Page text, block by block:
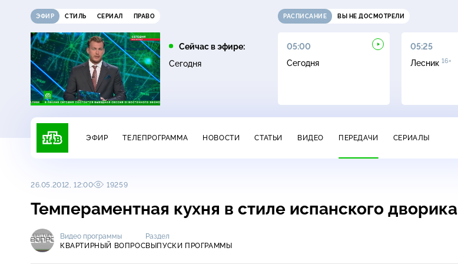
ЭФИР СТИЛЬ СЕРИАЛ ПРАВО
Сейчас в эфире:
Сегодня
РАСПИСАНИЕ ВЫ НЕ ДОСМОТРЕЛИ
01:45
Лесник16+
03:30
Утро. Самое лучшее
05:00
Сегодня
05:25
Лесник 16+
ЭФИР ТЕЛЕПРОГРАММА НОВОСТИ СТАТЬИ ВИДЕО ПЕРЕДАЧИ СЕРИАЛЫ
26.05.2012, 12:00 19259
Темпераментная кухня в стиле испанского дворика
Видео программы
КВАРТИРНЫЙ ВОПРОС
Раздел
ВЫПУСКИ ПРОГРАММЫ